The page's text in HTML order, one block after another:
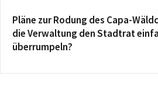
Pläne zur Rodung des Capa-
die Verwaltung den Stadtrat
überrumpeln?